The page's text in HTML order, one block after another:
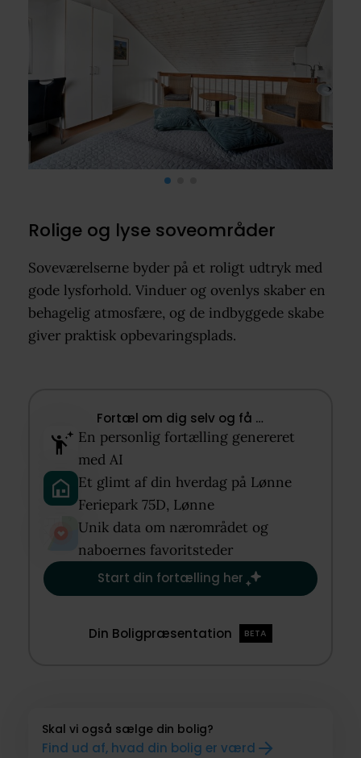
Rolige og lyse soveområder
Soveværelserne byder på et roligt udtryk med
gode lysforhold. Vinduer og ovenlys skaber en
behagelig atmosfære, og de indbyggede skabe
giver praktisk opbevaringsplads.
Fortæl om dig selv og få …​
En personlig fortælling genereret
med AI​
Et glimt af din hverdag på Lønne
Feriepark 75D, Lønne​
Unik data om nærområdet og
naboernes favoritsteder​
Start din fortælling her
Din Boligpræsentation BETA
Skal vi også sælge din bolig?
Find ud af, hvad din bolig er værd